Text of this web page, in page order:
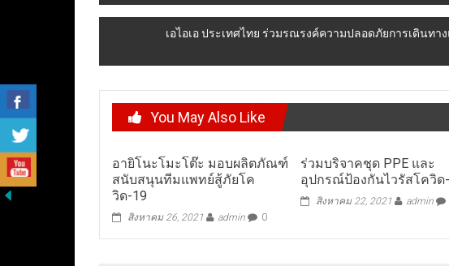
navigation
เอไอเอ ประเทศไทย ร่วมรณรงค์ความปลอดภัยการเดินท
You May Also Like
อายิโนะโมะโต๊ะ มอบผลิตภัณฑ์
สนับสนุนทีมแพทย์สู้ภัยโค
วิด-19
สิงหาคม 26, 2021 admin 0
ร่วมบริจาคชุด PPE และ
อุปกรณ์ป้องกันไวรัสโควิด
สิงหาคม 22, 2021 admin